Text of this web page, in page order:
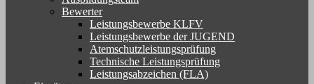
Bewerter
Leistungsbewerbe KLFV
Leistungsbewerbe der JUGEND
Atemschutzleistungsprüfung
Technische Leistungsprüfung
Leistungsabzeichen (FLA)